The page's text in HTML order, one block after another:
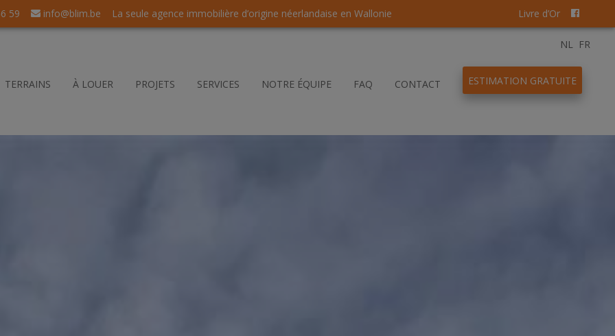
59 info@blim.be La seule agence immobilière d’origine néerlandaise en Wallonie Livre d’Or
TERRAINS À LOUER PROJETS SERVICES NOTRE ÉQUIPE FAQ CONTACT ESTIMATION GRATUITE
NL FR